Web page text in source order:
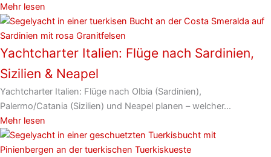
Mehr lesen
Yachtcharter Italien: Flüge nach Sardinien,
Sizilien & Neapel
Yachtcharter Italien: Flüge nach Olbia (Sardinien),
Palermo/Catania (Sizilien) und Neapel planen – welcher...
Mehr lesen